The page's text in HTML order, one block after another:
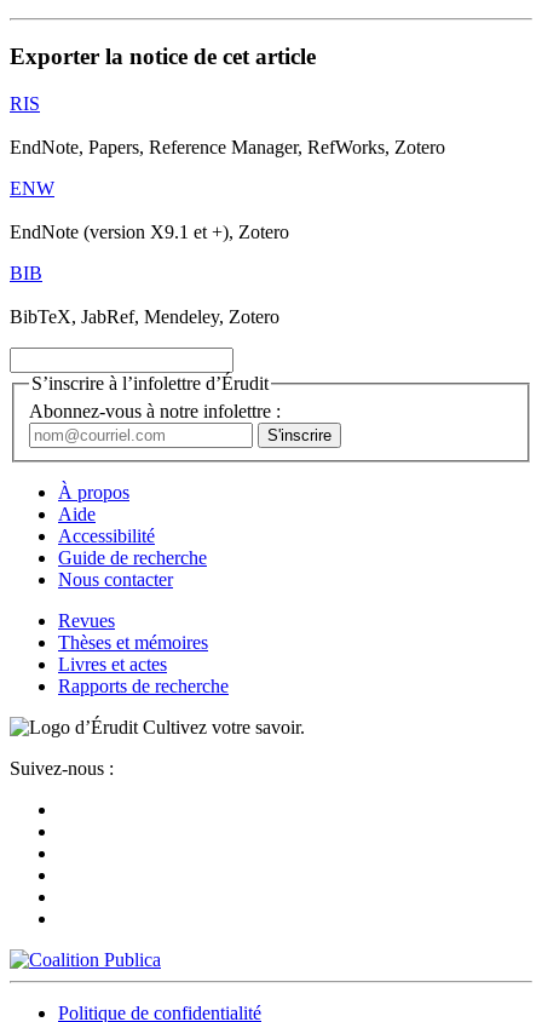
Exporter la notice de cet article
RIS
EndNote, Papers, Reference Manager, RefWorks, Zotero
ENW
EndNote (version X9.1 et +), Zotero
BIB
BibTeX, JabRef, Mendeley, Zotero
S’inscrire à l’infolettre d’Érudit
Abonnez-vous à notre infolettre :
À propos
Aide
Accessibilité
Guide de recherche
Nous contacter
Revues
Thèses et mémoires
Livres et actes
Rapports de recherche
Cultivez votre savoir.
Suivez-nous :
Politique de confidentialité